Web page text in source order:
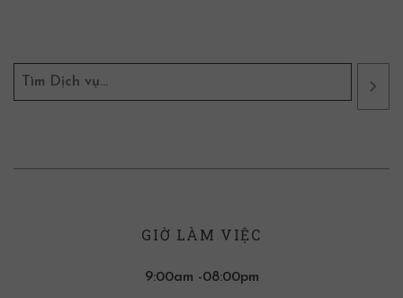
GIỜ LÀM VIỆC
9:00am -08:00pm